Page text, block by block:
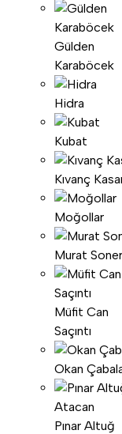
Gülden
Karaböcek
Hidra
Kubat
Kıvanç
Moğollar
Murat Soner
Müfit Can
Saçıntı
Okan
Pınar Altuğ